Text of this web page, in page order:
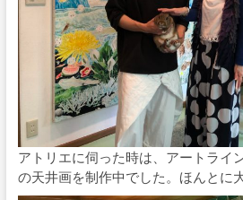
アトリエに伺った時は、アートライ
の天井画を制作中でした。ほんとに